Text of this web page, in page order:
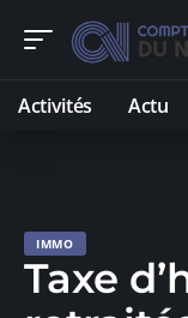
Activités Actu
IMMO
Taxe